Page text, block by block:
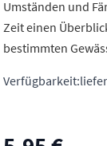
Umständen und
Zeit einen
bestimmten
Verfügbarkeit: